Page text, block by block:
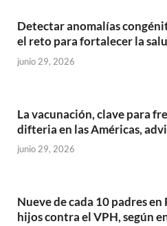
Detectar anomalías
el reto para fortalecer la
junio 29, 2026
La vacunación, clave para
difteria en las Américas,
junio 29, 2026
Nueve de cada 10 padres en
hijos contra el VPH, según